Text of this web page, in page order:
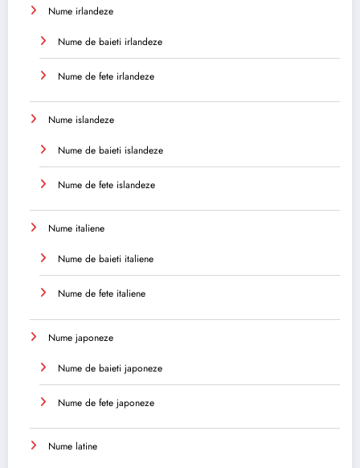
Nume irlandeze
Nume de baieti irlandeze
Nume de fete irlandeze
Nume islandeze
Nume de baieti islandeze
Nume de fete islandeze
Nume italiene
Nume de baieti italiene
Nume de fete italiene
Nume japoneze
Nume de baieti japoneze
Nume de fete japoneze
Nume latine